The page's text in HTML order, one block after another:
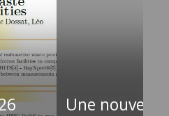
Une nouvelle